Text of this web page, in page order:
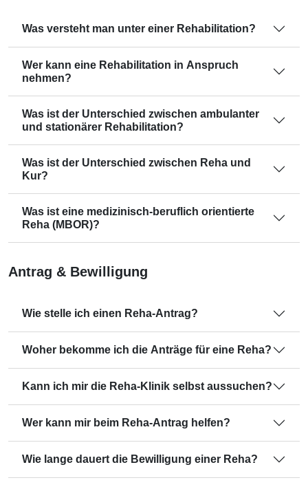
Was versteht man unter einer Rehabilitation?
Wer kann eine Rehabilitation in Anspruch
nehmen?
Was ist der Unterschied zwischen ambulanter
und stationärer Rehabilitation?
Was ist der Unterschied zwischen Reha und
Kur?
Was ist eine medizinisch-beruflich orientierte
Reha (MBOR)?
Antrag & Bewilligung
Wie stelle ich einen Reha-Antrag?
Woher bekomme ich die Anträge für eine Reha?
Kann ich mir die Reha-Klinik selbst aussuchen?
Wer kann mir beim Reha-Antrag helfen?
Wie lange dauert die Bewilligung einer Reha?